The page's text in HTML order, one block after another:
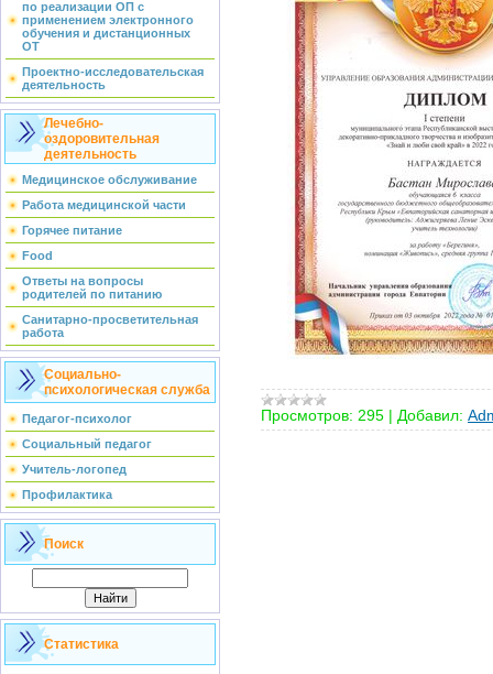
по реализации ОП с
применением электронного
обучения и дистанционных
ОТ
Проектно-исследовательская
деятельность
Лечебно-
оздоровительная
деятельность
Медицинское обслуживание
Работа медицинской части
Горячее питание
Food
Ответы на вопросы
родителей по питанию
Санитарно-просветительная
работа
Социально-
психологическая служба
Педагог-психолог
Социальный педагог
Учитель-логопед
Профилактика
Поиск
Статистика
Просмотров: 295 | Добавил: